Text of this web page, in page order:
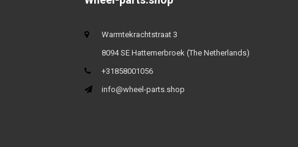
Warmtekrachtstraat 3
8094 SE Hattemerbroek (The Netherlands)
+31858001056
info@wheel-parts.shop